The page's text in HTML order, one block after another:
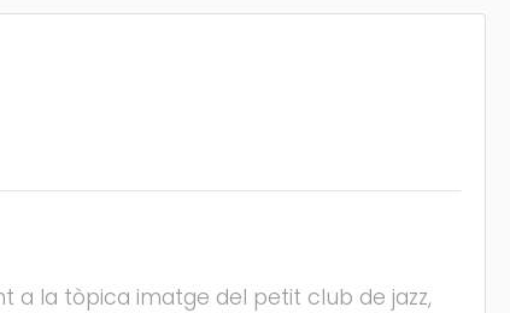
a la tòpica imatge del petit club de jazz,